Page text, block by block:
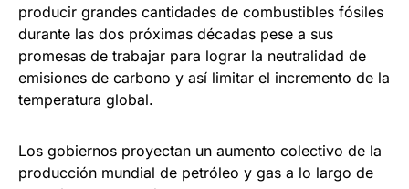
producir grandes cantidades de combustibles fósiles
durante las dos próximas décadas pese a sus
promesas de trabajar para lograr la neutralidad de
emisiones de carbono y así limitar el incremento de la
temperatura global.
Los gobiernos proyectan un aumento colectivo de la
producción mundial de petróleo y gas a lo largo de